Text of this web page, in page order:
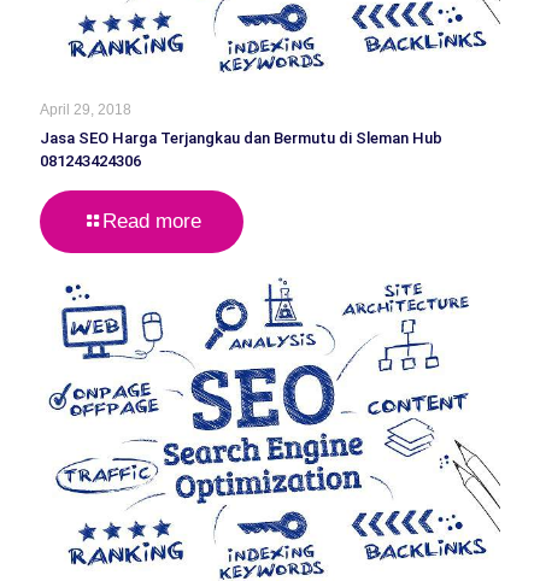
April 29, 2018
Jasa SEO Harga Terjangkau dan Bermutu di Sleman Hub
081243424306
Read more